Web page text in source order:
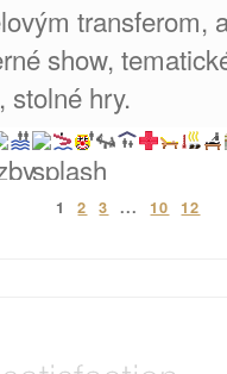
transferom,
show,
stolné hry.
1 2 3 ... 10 12